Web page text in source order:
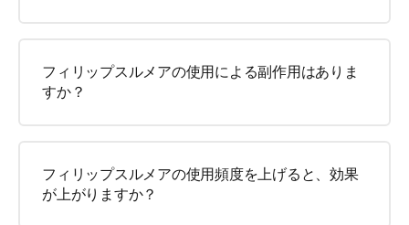
フィリップスルメアの使用による副作用はありま
すか？
フィリップスルメアの使用頻度を上げると、効果
が上がりますか？